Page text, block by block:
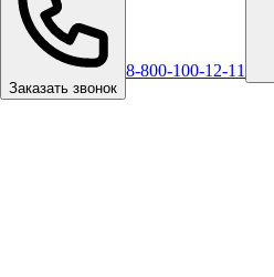
Заказать звонок
8-800-100-12-11